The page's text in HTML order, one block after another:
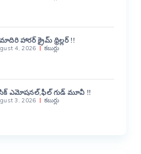
హారర్ క్రైమ్ థ్రిల్లర్ !!
4, 2026 కబుర్లు
ఎమోషనల్,ఫీల్ గుడ్ మూవీ !!
3, 2026 కబుర్లు